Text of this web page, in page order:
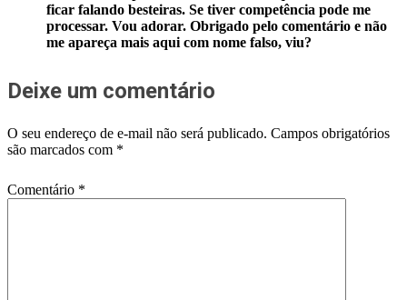
ficar falando besteiras. Se tiver competência pode me
processar. Vou adorar. Obrigado pelo comentário e não
me apareça mais aqui com nome falso, viu?
Deixe um comentário
O seu endereço de e-mail não será publicado. Campos obrigatórios
são marcados com *
Comentário *